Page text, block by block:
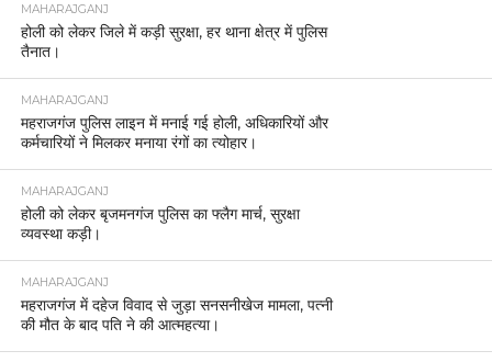
MAHARAJGANJ
होली को लेकर जिले में कड़ी सुरक्षा, हर थाना क्षेत्र में पुलिस
तैनात।
MAHARAJGANJ
महराजगंज पुलिस लाइन में मनाई गई होली, अधिकारियों और
कर्मचारियों ने मिलकर मनाया रंगों का त्योहार।
MAHARAJGANJ
होली को लेकर बृजमनगंज पुलिस का फ्लैग मार्च, सुरक्षा
व्यवस्था कड़ी।
MAHARAJGANJ
महराजगंज में दहेज विवाद से जुड़ा सनसनीखेज मामला, पत्नी
की मौत के बाद पति ने की आत्महत्या।